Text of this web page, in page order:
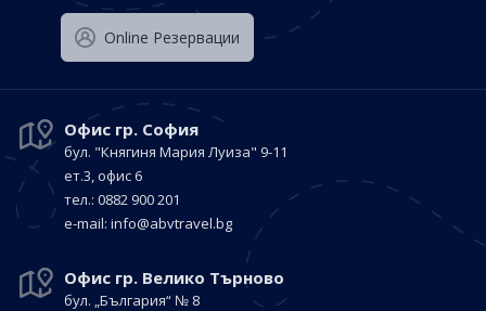
Оnline Резервации
Офис гр. София
бул. "Княгиня Мария Луиза" 9-11
ет.3, офис 6
тел.: 0882 900 201
е-mail: info@abvtravel.bg
Офис гр. Велико Търново
бул. „България“ № 8